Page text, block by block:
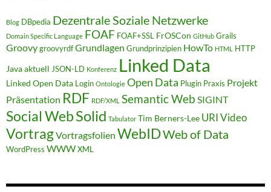
Blog DBpedia Dezentrale Soziale Netzwerke
Domain Specific Language FOAF FOAF+SSL FrOSCon GitHub Grails
GroovygroovyrdfGrundlagen Grundprinzipien HowTo HTML HTTP
Java aktuell JSON-LD Konferenz Linked Data
Linked Open Data Login Ontologie Open Data Plugin Praxis Projekt
Präsentation RDF RDF/XML Semantic Web SIGINT
Social WebSolid Tabulator Tim Berners-Lee URIVideo
VortragVortragsfolien WebIDWeb of Data
WordPress WWWXML